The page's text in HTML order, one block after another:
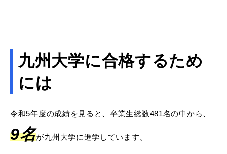
九州大学に合格するため
には
令和5年度の成績を見ると、卒業生総数481名の中から、
9名が九州大学に進学しています。